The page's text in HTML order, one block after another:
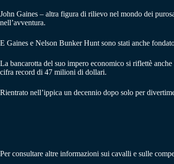
John Gaines – altra figura di rilievo nel mondo dei
nell’avventura.
E Gaines e Nelson Bunker Hunt sono stati anche
La bancarotta del suo impero economico si riflettè
cifra record di 47 milioni di dollari.
Rientrato nell’ippica un decennio dopo solo per
Per consultare altre informazioni sui cavalli e sulle